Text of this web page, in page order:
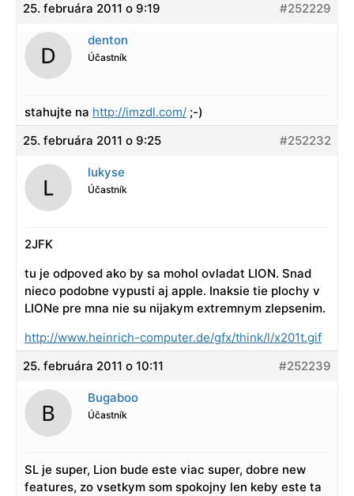
25. februára 2011 o 9:19
#252229
denton
Účastník
stahujte na http://imzdl.com/ ;-)
25. februára 2011 o 9:25
#252232
lukyse
Účastník
2JFK
tu je odpoved ako by sa mohol ovladat LION. Snad
nieco podobne vypusti aj apple. Inaksie tie plochy v
LIONe pre mna nie su nijakym extremnym zlepsenim.
http://www.heinrich-computer.de/gfx/think/l/x201t.gif
25. februára 2011 o 10:11
#252239
Bugaboo
Účastník
SL je super, Lion bude este viac super, dobre new
features, zo vsetkym som spokojny len keby este ta